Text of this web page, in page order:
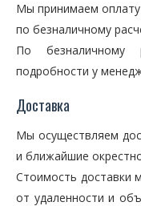
Мы принимаем оплату
по безналичному
По безналичному
подробности у
Доставка
Мы осуществляем
и ближайшие
Стоимость доставки
от удаленности и